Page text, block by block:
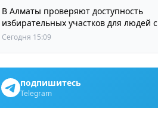
В Алматы проверяют доступность
избирательных участков для людей с
инвалидностью
Сегодня 15:09
подпишитесь
Telegram